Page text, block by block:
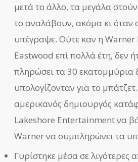
μετά το άλλο, τα μεγάλα
το αναλάβουν, ακόμα κι όταν
υπέγραψε. Ούτε καν η Warner
Eastwood επί πολλά έτη, δεν
πληρώσει τα 30 εκατομμύρια
υπολογίζονταν για το μπάτζετ.
αμερικανός δημιουργός
Lakeshore Entertainment να
Warner να συμπληρώνει τα
Γυρίστηκε μέσα σε λιγότερες